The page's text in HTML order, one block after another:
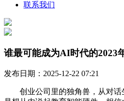
联系我们
谁最可能成为AI时代的2023
发布日期：2025-12-22 07:21
创业公司里的独角兽，从对话